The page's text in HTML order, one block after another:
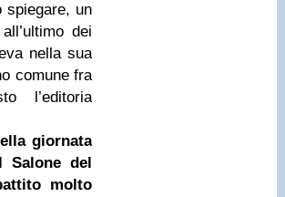
spiegare, un
dei
nella sua
comune fra
l’editoria
giornata
Salone del
molto